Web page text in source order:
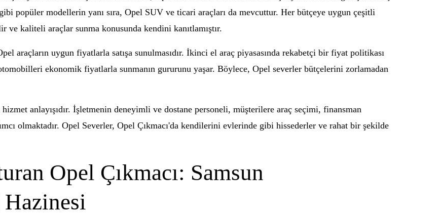
popüler modellerin yanı sıra, Opel SUV ve ticari araçları da mevcuttur. Her bütçeye uygun çeşitli
ve kaliteli araçlar sunma konusunda kendini kanıtlamıştır.
araçların uygun fiyatlarla satışa sunulmasıdır. İkinci el araç piyasasında rekabetçi bir fiyat politikası
ekonomik fiyatlarla sunmanın gururunu yaşar. Böylece, Opel severler bütçelerini zorlamadan
hizmet anlayışıdır. İşletmenin deneyimli ve dostane personeli, müşterilere araç seçimi, finansman
olmaktadır. Opel Severler, Opel Çıkmacı'da kendilerini evlerinde gibi hissederler ve rahat bir şekilde
Opel Çıkmacı: Samsun